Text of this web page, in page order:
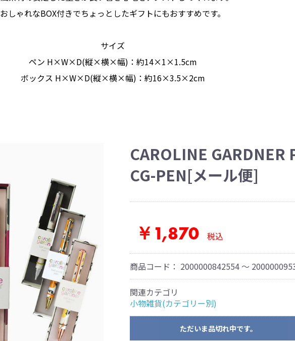
おしゃれなBOX付きでちょっとしたギフトにもおすすめです。
サイズ
ペン H×W×D(縦×横×幅)：約14×1×1.5cm
ボックス H×W×D(縦×横×幅)：約16×3.5×2cm
CAROLINE GARDNER
CG-PEN[メール便]
￥1,870 税込
商品コード： 2000000842554 ～
関連カテゴリ
小物雑貨(カテゴリー別)
ただいま品切れ中です。